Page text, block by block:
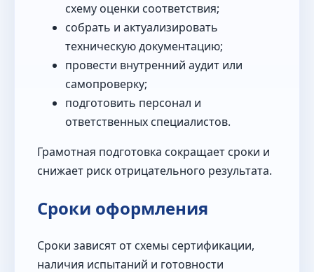
схему оценки соответствия;
собрать и актуализировать
техническую документацию;
провести внутренний аудит или
самопроверку;
подготовить персонал и
ответственных специалистов.
Грамотная подготовка сокращает сроки и
снижает риск отрицательного результата.
Сроки оформления
Сроки зависят от схемы сертификации,
наличия испытаний и готовности